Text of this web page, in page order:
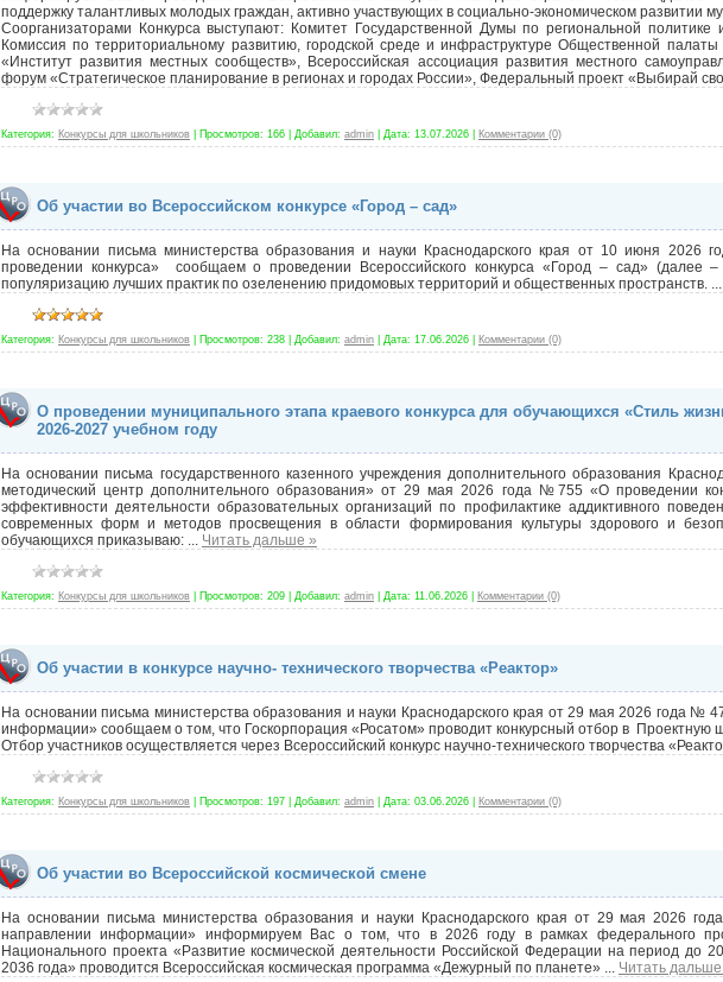
поддержку талантливых молодых граждан, активно участвующих в социально-экономическом развитии
Соорганизаторами Конкурса выступают: Комитет Государственной Думы по региональной
Комиссия по территориальному развитию, городской среде и инфраструктуре Общественной
«Институт развития местных сообществ», Всероссийская ассоциация развития местного
форум «Стратегическое планирование в регионах и городах России», Федеральный проект «Выбирай
Категория: Конкурсы для школьников Просмотров: 166 Добавил: admin Дата: 13.07.2026 Комментарии (0)
Об участии во Всероссийском конкурсе «Город – сад»
На основании письма министерства образования и науки Краснодарского края от 10 июня 2026
проведении конкурса» сообщаем о проведении Всероссийского конкурса «Город – сад» (далее –
популяризацию лучших практик по озеленению придомовых территорий и общественных пространств. ...
Категория: Конкурсы для школьников Просмотров: 238 Добавил: admin Дата: 17.06.2026 Комментарии (0)
О проведении муниципального этапа краевого конкурса для обучающихся «Стиль
2026-2027 учебном году
На основании письма государственного казенного учреждения дополнительного образования
методический центр дополнительного образования» от 29 мая 2026 года №755 «О проведении
эффективности деятельности образовательных организаций по профилактике аддиктивного
современных форм и методов просвещения в области формирования культуры здорового и
обучающихся приказываю: ... Читать дальше »
Категория: Конкурсы для школьников Просмотров: 209 Добавил: admin Дата: 11.06.2026 Комментарии (0)
Об участии в конкурсе научно- технического творчества «Реактор»
На основании письма министерства образования и науки Краснодарского края от 29 мая 2026 года №
информации» сообщаем о том, что Госкорпорация «Росатом» проводит конкурсный отбор в Проектную
Отбор участников осуществляется через Всероссийский конкурс научно-технического творчества
Категория: Конкурсы для школьников Просмотров: 197 Добавил: admin Дата: 03.06.2026 Комментарии (0)
Об участии во Всероссийской космической смене
На основании письма министерства образования и науки Краснодарского края от 29 мая 2026
направлении информации» информируем Вас о том, что в 2026 году в рамках федерального
Национального проекта «Развитие космической деятельности Российской Федерации на период до
2036 года» проводится Всероссийская космическая программа «Дежурный по планете» ... Читать дальше